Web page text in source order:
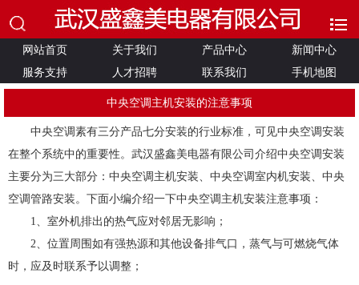
网站首页 关于我们 产品中心
新闻中心
服务支持
人才招聘 联系我们 手机地图
中央空调主机安装的注意事项
中央空调素有三分产品七分安装的行业标准，可见中央空调安装
在整个系统中的重要性。 武汉盛鑫美电器有限公司 介绍中央空调安装
主要分为三大部分：中央空调主机安装、中央空调室内机安装、中央
空调管路安装。下面小编介绍一下中央空调主机安装注意事项：
1、室外机排出的热气应对邻居无影响；
2、位置周围如有强热源和其他设备排气口，蒸气与可燃烧气体
时，应及时联系予以调整；